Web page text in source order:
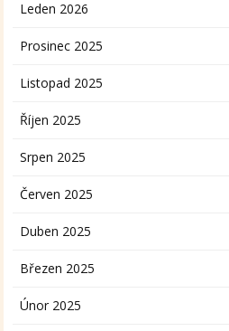
Leden 2026
Prosinec 2025
Listopad 2025
Říjen 2025
Srpen 2025
Červen 2025
Duben 2025
Březen 2025
Únor 2025